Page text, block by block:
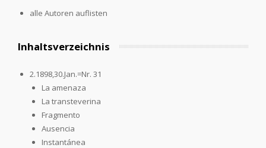
alle Autoren auflisten
Inhaltsverzeichnis
2.1898,30.Jan.=Nr. 31
La amenaza
La transteverina
Fragmento
Ausencia
Instantánea